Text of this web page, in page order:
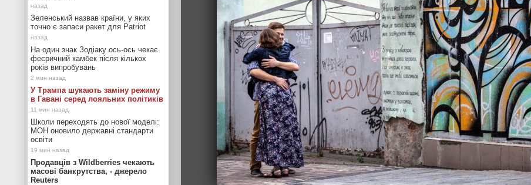
Зеленський назвав країни, у яких
точно є запаси ракет для Patriot
На один знак Зодіаку ось-ось чекає
феєричний камбек після кількох
років випробувань
У Трампа шукають заміну режиму
в Гавані серед лояльних політиків
Школи переходять до нової моделі:
МОН оновило державні стандарти
освіти
Продавців з Wildberries чекають
масові банкрутства, - джерело
Reuters